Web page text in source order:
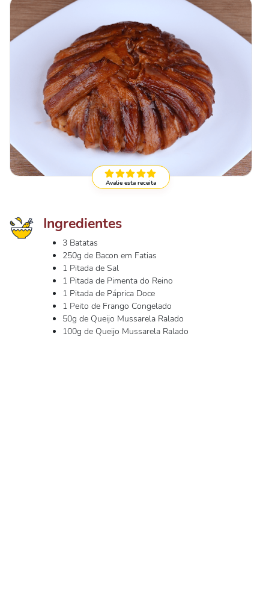
Avalie esta receita
Ingredientes
3 Batatas
250g de Bacon em Fatias
1 Pitada de Sal
1 Pitada de Pimenta do Reino
1 Pitada de Páprica Doce
1 Peito de Frango Congelado
50g de Queijo Mussarela Ralado
100g de Queijo Mussarela Ralado